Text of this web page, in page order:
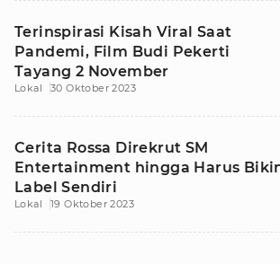
Terinspirasi Kisah Viral Saat
Pandemi, Film Budi Pekerti
Tayang 2 November
Lokal 30 Oktober 2023
Cerita Rossa Direkrut SM
Entertainment hingga Harus
Label Sendiri
Lokal 19 Oktober 2023